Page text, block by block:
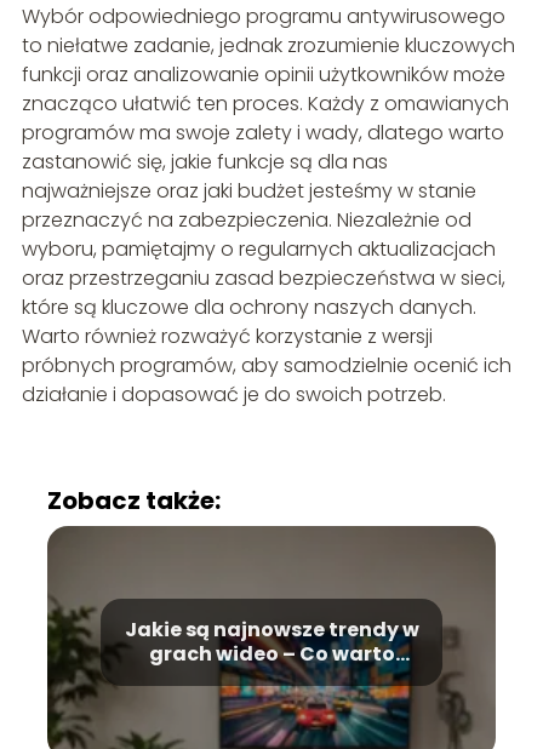
Wybór odpowiedniego programu antywirusowego
to niełatwe zadanie, jednak zrozumienie kluczowych
funkcji oraz analizowanie opinii użytkowników może
znacząco ułatwić ten proces. Każdy z omawianych
programów ma swoje zalety i wady, dlatego warto
zastanowić się, jakie funkcje są dla nas
najważniejsze oraz jaki budżet jesteśmy w stanie
przeznaczyć na zabezpieczenia. Niezależnie od
wyboru, pamiętajmy o regularnych aktualizacjach
oraz przestrzeganiu zasad bezpieczeństwa w sieci,
które są kluczowe dla ochrony naszych danych.
Warto również rozważyć korzystanie z wersji
próbnych programów, aby samodzielnie ocenić ich
działanie i dopasować je do swoich potrzeb.
Zobacz także:
Jakie są najnowsze trendy w
grach wideo – Co warto
wiedzieć